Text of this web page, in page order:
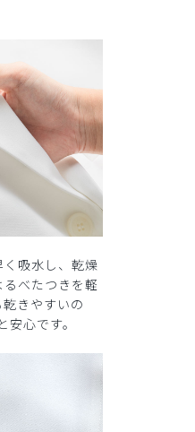
吸水し、乾燥
べたつきを軽
きやすいの
安心です。